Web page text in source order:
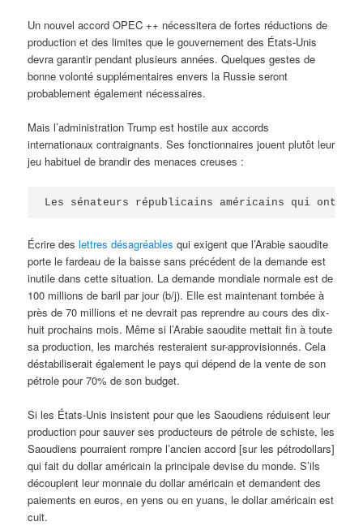
Un nouvel accord OPEC ++ nécessitera de fortes réductions de
production et des limites que le gouvernement des États-Unis
devra garantir pendant plusieurs années. Quelques gestes de
bonne volonté supplémentaires envers la Russie seront
probablement également nécessaires.
Mais l’administration Trump est hostile aux accords
internationaux contraignants. Ses fonctionnaires jouent plutôt leur
jeu habituel de brandir des menaces creuses :
Les sénateurs républicains américains qui ont
Écrire deslettres désagréables qui exigent que l’Arabie saoudite
porte le fardeau de la baisse sans précédent de la demande est
inutile dans cette situation. La demande mondiale normale est de
100 millions de baril par jour (b/j). Elle est maintenant tombée à
près de 70 millions et ne devrait pas reprendre au cours des dix-
huit prochains mois. Même si l’Arabie saoudite mettait fin à toute
sa production, les marchés resteraient sur-approvisionnés. Cela
déstabiliserait également le pays qui dépend de la vente de son
pétrole pour 70% de son budget.
Si les États-Unis insistent pour que les Saoudiens réduisent leur
production pour sauver ses producteurs de pétrole de schiste, les
Saoudiens pourraient rompre l’ancien accord [sur les pétrodollars]
qui fait du dollar américain la principale devise du monde. S’ils
découplent leur monnaie du dollar américain et demandent des
paiements en euros, en yens ou en yuans, le dollar américain est
cuit.